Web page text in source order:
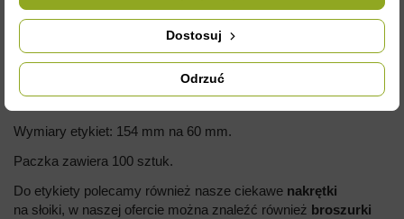
Paczka etykiet samoprzylepnych na miód.
Wymiary etykiet: 154 mm na 60 mm.
Paczka zawiera 100 sztuk.
Do etykiety polecamy również nasze ciekawe nakrętki
na słoiki, w naszej ofercie można znaleźć również broszurki
Odrzuć
Dostosuj